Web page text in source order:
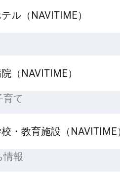
ル（NAVITIME）
（NAVITIME）
育て
・教育施設（NAVITIME
情報